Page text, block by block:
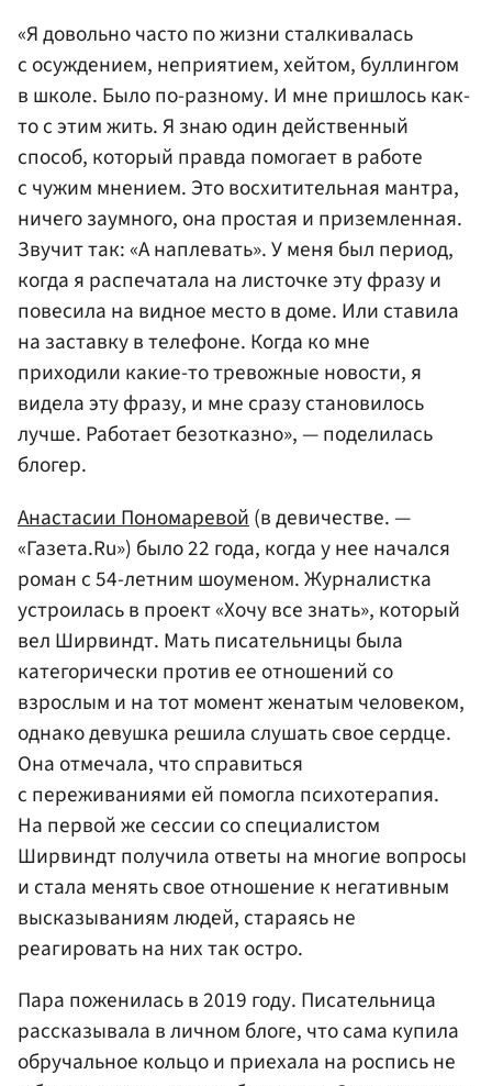
«Я довольно часто по жизни сталкивалась
с осуждением, неприятием, хейтом, буллингом
в школе. Было по-разному. И мне пришлось как-
то с этим жить. Я знаю один действенный
способ, который правда помогает в работе
с чужим мнением. Это восхитительная мантра,
ничего заумного, она простая и приземленная.
Звучит так: «А наплевать». У меня был период,
когда я распечатала на листочке эту фразу и
повесила на видное место в доме. Или ставила
на заставку в телефоне. Когда ко мне
приходили какие-то тревожные новости, я
видела эту фразу, и мне сразу становилось
лучше. Работает безотказно», — поделилась
блогер.
Анастасии Пономаревой (в девичестве. —
«Газета.Ru») было 22 года, когда у нее начался
роман с 54-летним шоуменом. Журналистка
устроилась в проект «Хочу все знать», который
вел Ширвиндт. Мать писательницы была
категорически против ее отношений со
взрослым и на тот момент женатым человеком,
однако девушка решила слушать свое сердце.
Она отмечала, что справиться
с переживаниями ей помогла психотерапия.
На первой же сессии со специалистом
Ширвиндт получила ответы на многие вопросы
и стала менять свое отношение к негативным
высказываниям людей, стараясь не
реагировать на них так остро.
Пара поженилась в 2019 году. Писательница
рассказывала в личном блоге, что сама купила
обручальное кольцо и приехала на роспись не